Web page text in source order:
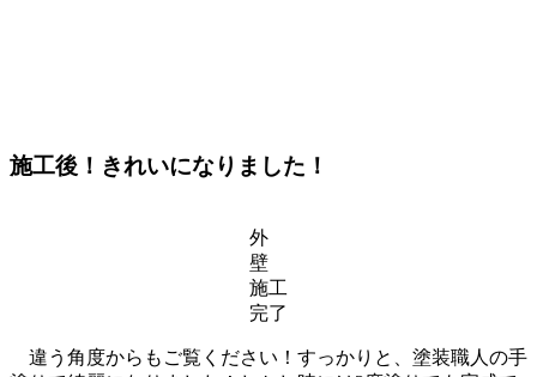
施工後！きれいになりました！
外
壁
施工
完了
違う角度からもご覧ください！すっかりと、塗装職人の手